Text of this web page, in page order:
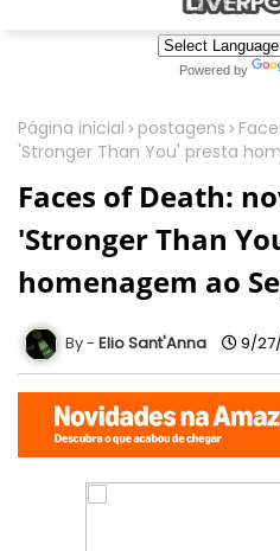
Powered by
Página inicial postagens
'Stronger Than You' presta
Faces of Death:
'Stronger Than
homenagem ao
Elio Sant'Anna 9/